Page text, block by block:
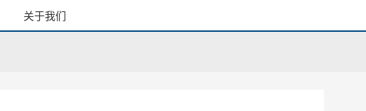
关于我们